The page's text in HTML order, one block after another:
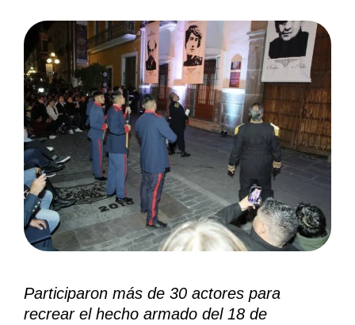
Participaron más de 30 actores para
recrear el hecho armado del 18 de